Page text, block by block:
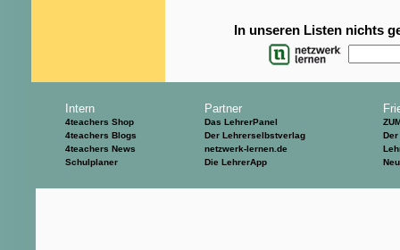
In unseren Listen nichts
Intern
4teachers Shop
4teachers Blogs
4teachers News
Schulplaner
Partner
Das LehrerPanel
Der Lehrerselbstverlag
netzwerk-lernen.de
Die LehrerApp